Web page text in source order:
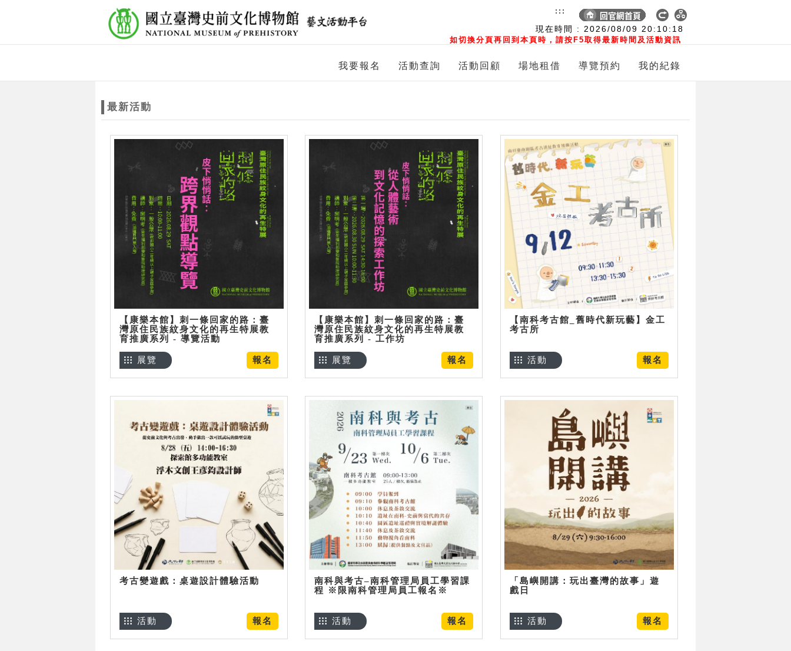
現在時間 : 2026/08/09 20:10:19
如切換分頁再回到本頁時，請按F5取得最新時間及活動資訊
:::
我要報名 活動查詢 活動回顧 場地租借 導覽預約 我的紀錄
最新活動
【康樂本館】刺一條回家的路：臺
灣原住民族紋身文化的再生特展教
育推廣系列 - 導覽活動
報名
展覽
【康樂本館】刺一條回家的路：臺
灣原住民族紋身文化的再生特展教
育推廣系列 - 工作坊
報名
展覽
【南科考古館_舊時代新玩藝】金工
考古所
報名
活動
考古變遊戲：桌遊設計體驗活動
報名
活動
南科與考古–南科管理局員工學習課
程 ※限南科管理局員工報名※
報名
活動
「島嶼開講：玩出臺灣的故事」遊
戲日
報名
活動